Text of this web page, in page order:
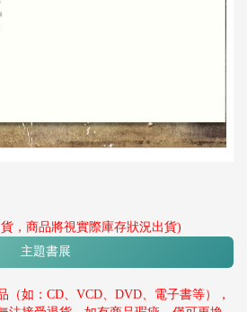
，商品將視實際庫存狀況出貨)
主題書展
（如：CD、VCD、DVD、電子書等），